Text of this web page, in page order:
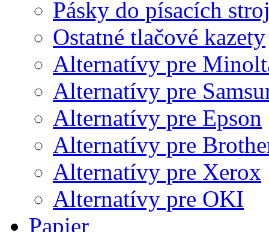
Pásky do písacích
Ostatné tlačové kazety
Alternatívy pre
Alternatívy pre
Alternatívy pre Epson
Alternatívy pre
Alternatívy pre Xerox
Alternatívy pre OKI
Papier